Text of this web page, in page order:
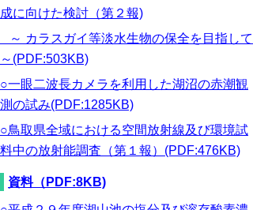
成に向けた検討（第２報)
～ カラスガイ等淡水生物の保全を目指して
～(PDF:503KB)
○一眼二波長カメラを利用した湖沼の赤潮観
測の試み(PDF:1285KB)
○鳥取県全域における空間放射線及び環境試
料中の放射能調査（第１報）(PDF:476KB)
資料（PDF:8KB)